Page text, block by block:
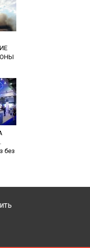
без